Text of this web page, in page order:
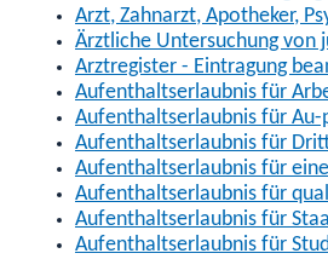
Arzt, Zahnarzt, Apotheker,
Ärztliche Untersuchung von
Arztregister - Eintragung
Aufenthaltserlaubnis für
Aufenthaltserlaubnis für
Aufenthaltserlaubnis für
Aufenthaltserlaubnis für
Aufenthaltserlaubnis für
Aufenthaltserlaubnis für
Aufenthaltserlaubnis für